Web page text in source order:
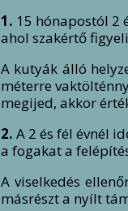
1. 15 hónapostól 2
ahol szakértő
A kutyák álló
méterre
megijed, akkor
2. A 2 és fél évnél
a fogakat a
A viselkedés
másrészt a nyílt